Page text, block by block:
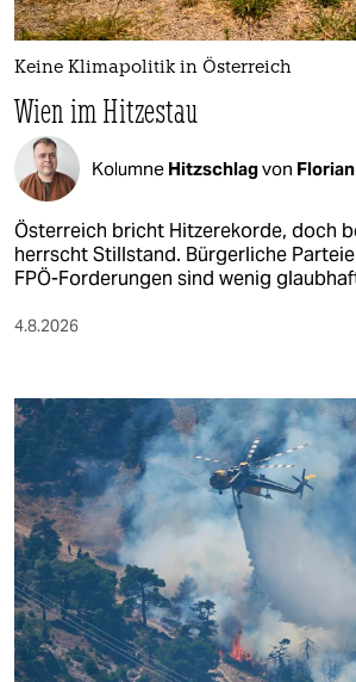
Keine Klimapolitik in Österreich
Wien im Hitzestau
Kolumne Hitzschlagvon
Österreich bricht Hitzerekorde, doch
herrscht Stillstand. Bürgerliche
FPÖ-Forderungen sind wenig
4.8.2026